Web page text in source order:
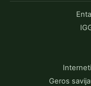
Geros